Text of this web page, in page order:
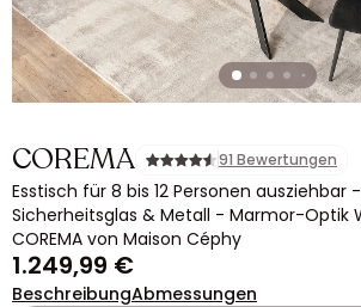
COREMA 91 Bewertungen
Esstisch für 8 bis 12 Personen ausziehbar
Sicherheitsglas & Metall - Marmor-Optik
COREMA von Maison Céphy
1.249,99 €
BeschreibungAbmessungen